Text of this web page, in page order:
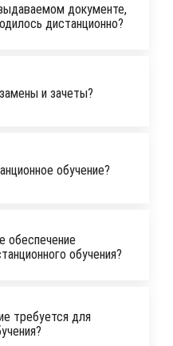
документе,
дистанционно?
и зачеты?
обучение?
обеспечение
обучения?
требуется для